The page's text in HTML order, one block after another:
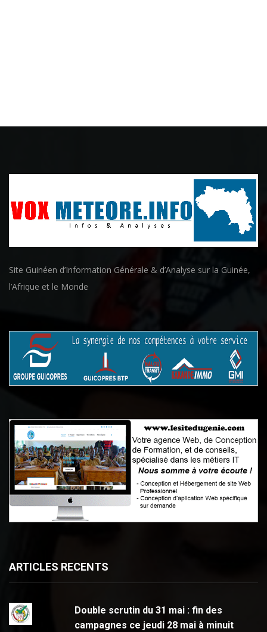
Site Guinéen d’Information Générale & d’Analyse sur la Guinée,
l’Afrique et le Monde
ARTICLES RECENTS
Double scrutin du 31 mai : fin des
campagnes ce jeudi 28 mai à minuit